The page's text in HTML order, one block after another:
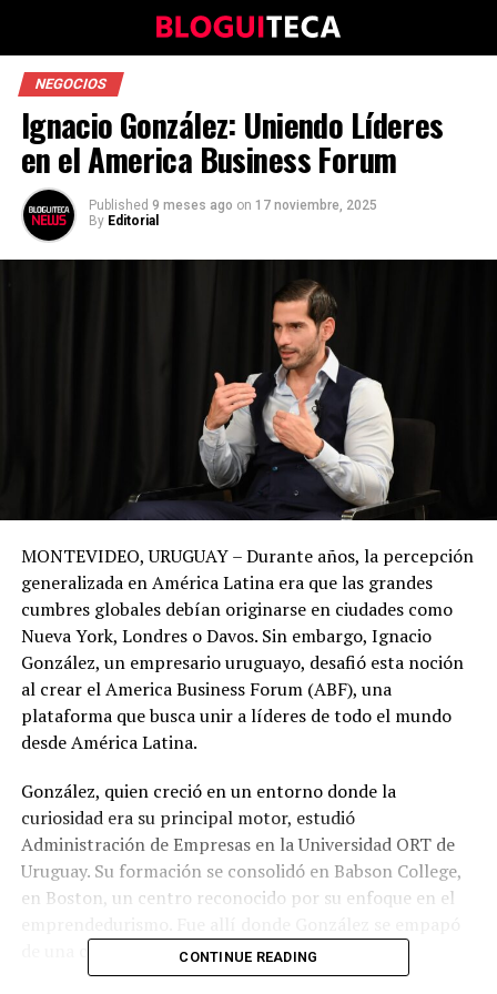
NEGOCIOS
Ignacio González: Uniendo Líderes
en el America Business Forum
Published 9 meses ago on 17 noviembre, 2025
By Editorial
MONTEVIDEO, URUGUAY – Durante años, la percepción
generalizada en América Latina era que las grandes
cumbres globales debían originarse en ciudades como
Nueva York, Londres o Davos. Sin embargo, Ignacio
González, un empresario uruguayo, desafió esta noción
al crear el America Business Forum (ABF), una
plataforma que busca unir a líderes de todo el mundo
desde América Latina.
González, quien creció en un entorno donde la
curiosidad era su principal motor, estudió
Administración de Empresas en la Universidad ORT de
Uruguay. Su formación se consolidó en Babson College,
en Boston, un centro reconocido por su enfoque en el
de una cultura de innovación y ambición.
CONTINUE READING